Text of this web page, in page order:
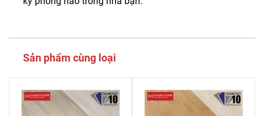
Sản phẩm cùng loại